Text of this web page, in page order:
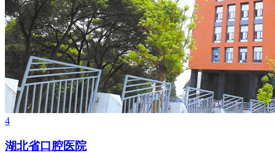
4
湖北省口腔医院